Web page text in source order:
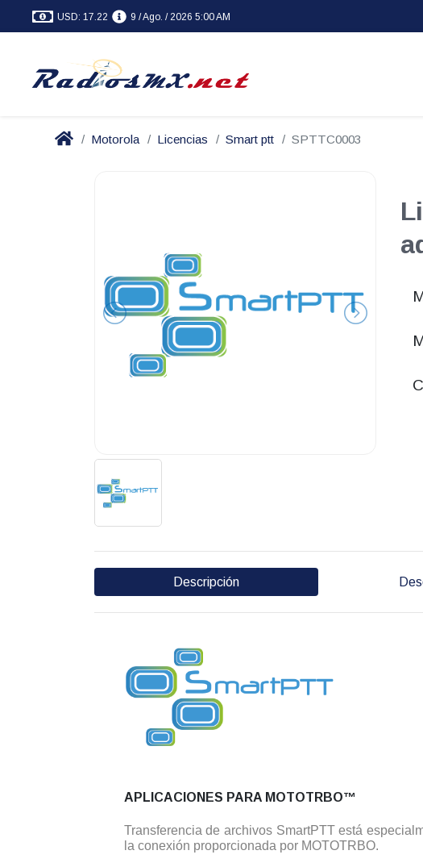
USD: 17.22 9 / Ago. / 2026 5:00 AM
Motorola Licencias Smart ptt SPTTC0003
Descripción
APLICACIONES PARA MOTOTRBO™
Transferencia de archivos SmartPTT está
la conexión proporcionada por MOTOTRBO.